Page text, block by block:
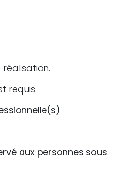
réalisation.
requis.
aux personnes sous